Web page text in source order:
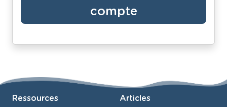
compte
Ressources Articles